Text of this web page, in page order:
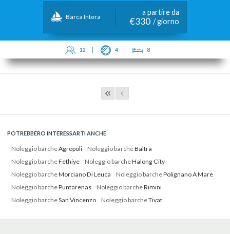
Barca Intera
a partire da
€330 / giorno
12 4 8
POTREBBERO INTERESSARTI ANCHE
Noleggio barcheAgropoli Noleggio barcheBaltra
Noleggio barcheFethiye Noleggio barcheHalong City
Noleggio barcheMorciano Di Leuca Noleggio barchePolignano A Mare
Noleggio barchePuntarenas Noleggio barcheRimini
Noleggio barcheSan Vincenzo Noleggio barcheTivat